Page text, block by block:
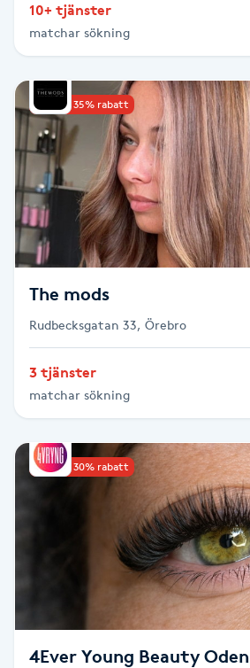
Naglar reparation
Naprapati
Navelpiercing
NBE-massage
Ny frisyr
O
Olaplex
Ombre
Ombre brows
Ortopedi
10+ tjänster
matchar sökning
Upp till 35% rabatt
The mods
Rudbecksgatan 33, Örebro
3 tjänster
matchar sökning
Upp till 30% rabatt
4Ever Young Beauty